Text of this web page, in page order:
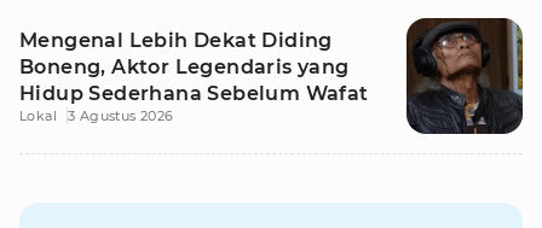
Mengenal Lebih Dekat Diding
Boneng, Aktor Legendaris yang
Hidup Sederhana Sebelum Wafat
Lokal 3 Agustus 2026